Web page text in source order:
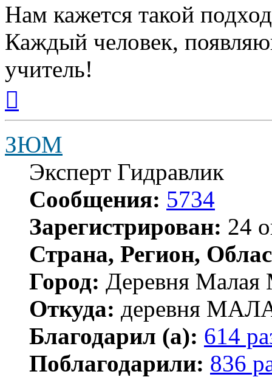
Нам кажется такой
Каждый человек,
учитель!
началу
ЗЮМ
Эксперт Гидравлик
Сообщения: 5734
Зарегистрирован: 24
Страна, Регион,
Город: Деревня Малая
Откуда: деревня
Благодарил (а): 614
Поблагодарили: 836